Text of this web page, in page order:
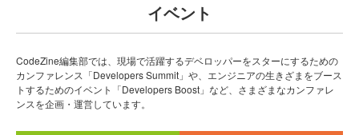
イベント
CodeZine編集部では、現場で活躍するデベロッパーをスターにするための
カンファレンス「Developers Summit」や、エンジニアの生きざまをブース
トするためのイベント「Developers Boost」など、さまざまなカンファレ
ンスを企画・運営しています。